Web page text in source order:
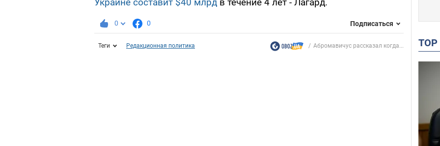
Украине составит $40 млрд в течение 4 лет - Лагард.
0 0 Подписаться
Теги Редакционная политика Абромавичус рассказал когда...